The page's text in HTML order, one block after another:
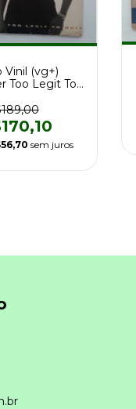
Vinil (vg+)
Too Legit To
sem juros